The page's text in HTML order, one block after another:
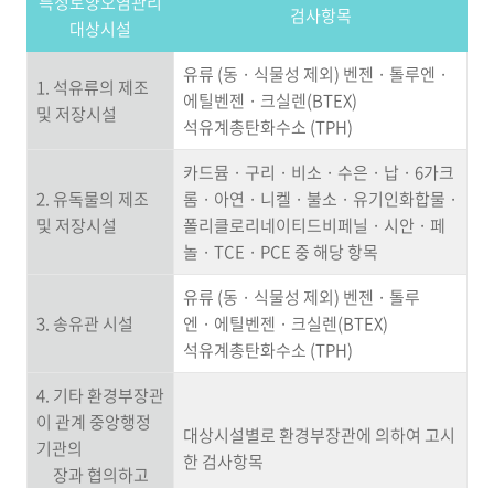
대상시설
검사항목
1. 석유류의 제조
및 저장시설
유류 (동 · 식물성 제외) 벤젠 · 톨루엔 ·
에틸벤젠 · 크실렌(BTEX)
석유계총탄화수소 (TPH)
2. 유독물의 제조
및 저장시설
카드뮴 · 구리 · 비소 · 수은 · 납 · 6가크
롬 · 아연 · 니켈 · 불소 · 유기인화합물 ·
폴리클로리네이티드비페닐 · 시안 · 페
놀 · TCE · PCE 중 해당 항목
3. 송유관 시설
유류 (동 · 식물성 제외) 벤젠 · 톨루
엔 · 에틸벤젠 · 크실렌(BTEX)
석유계총탄화수소 (TPH)
4. 기타 환경부장관
이 관계 중앙행정
기관의
장과 협의하고
대상시설별로 환경부장관에 의하여 고시
한 검사항목